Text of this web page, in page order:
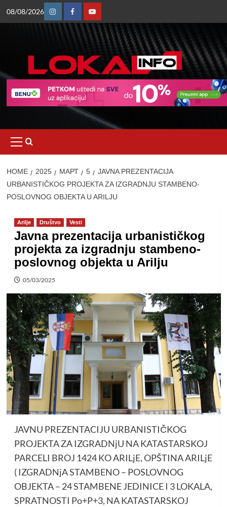
08/08/2026
InstagramFacebookYoutube
Menu
HOME 2025 МАРТ 5
JAVNA PREZENTACIJA
URBANISTIČKOG PROJEKTA ZA IZGRADNJU STAMBENO-
POSLOVNOG OBJEKTA U ARILJU
Arilje Društvo Vesti
Javna prezentacija urbanističkog
projekta za izgradnju stambeno-
poslovnog objekta u Arilju
05/03/2025
JAVNU PREZENTACIJU URBANISTIČKOG
PROJEKTA ZA IZGRADNjU NA KATASTARSKOJ
PARCELI BROJ 1424 KO ARILjE, OPŠTINA ARILjE
( IZGRADNjA STAMBENO – POSLOVNOG
OBJEKTA – 24 STAMBENE JEDINICE I 3 LOKALA,
SPRATNOSTI Po+P+3, NA KATASTARSKOJ